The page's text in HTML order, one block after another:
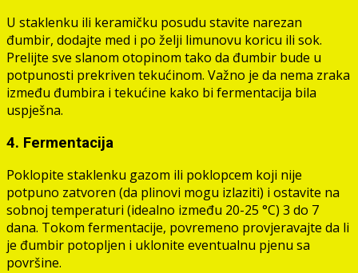
U staklenku ili keramičku posudu stavite narezan
đumbir, dodajte med i po želji limunovu koricu ili sok.
Prelijte sve slanom otopinom tako da đumbir bude u
potpunosti prekriven tekućinom. Važno je da nema zraka
između đumbira i tekućine kako bi fermentacija bila
uspješna.
4. Fermentacija
Poklopite staklenku gazom ili poklopcem koji nije
potpuno zatvoren (da plinovi mogu izlaziti) i ostavite na
sobnoj temperaturi (idealno između 20-25 °C) 3 do 7
dana. Tokom fermentacije, povremeno provjeravajte da li
je đumbir potopljen i uklonite eventualnu pjenu sa
površine.